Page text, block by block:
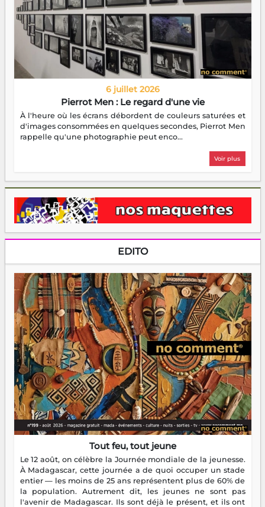
6 juillet 2026
Pierrot Men : Le regard d'une vie
À l'heure où les écrans débordent de couleurs saturées et
d'images consommées en quelques secondes, Pierrot Men
rappelle qu'une photographie peut enco...
Voir plus
EDITO
Tout feu, tout jeune
Le 12 août, on célèbre la Journée mondiale de la jeunesse.
À Madagascar, cette journée a de quoi occuper un stade
entier — les moins de 25 ans représentent plus de 60% de
la population. Autrement dit, les jeunes ne sont pas
l'avenir de Madagascar. Ils sont déjà le présent, et ils ont